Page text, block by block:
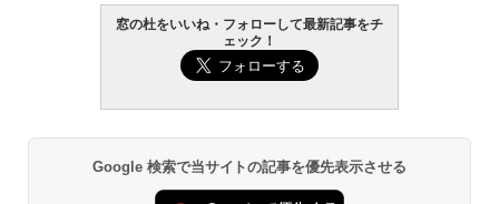
Amazon Kindle - 目に優しい、かさばら
ない、大きな画面で読みやすい、6週間持
続バッテリー、6インチディスプレイ電子
書籍リーダー、ブラック、16GB、広告な
Kindle Paperwhite シグニチャーエディ
窓の杜をいいね・フォローして最新記事をチ
ェック！
Google 検索で当サイトの記事を優先表示させる